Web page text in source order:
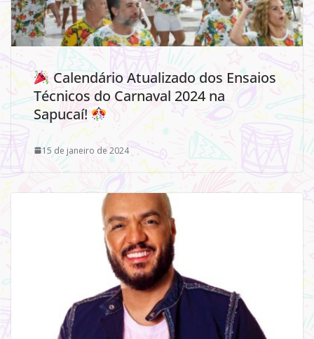
Calendário Atualizado dos Ensaios
Técnicos do Carnaval 2024 na
Sapucaí!
15 de janeiro de 2024